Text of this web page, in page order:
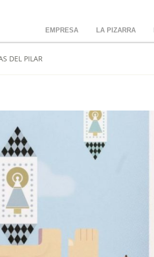
EMPRESA LA PIZARRA
DEL PILAR